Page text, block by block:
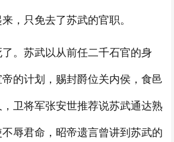
，只免去了苏武的官职。
。苏武以从前任二千石官的身
的计划，赐封爵位关内侯，食邑
卫将军张安世推荐说苏武通达熟
辱君命，昭帝遗言曾讲到苏武的